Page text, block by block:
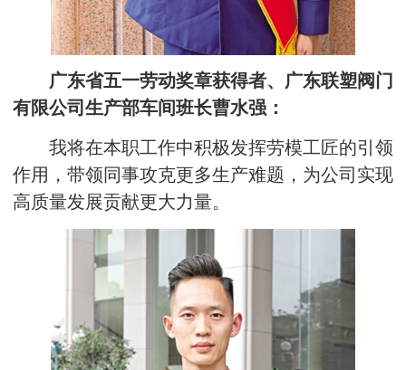
广东省五一劳动奖章获得者、广东联塑阀门
有限公司生产部车间班长曹水强：
我将在本职工作中积极发挥劳模工匠的引领
作用，带领同事攻克更多生产难题，为公司实现
高质量发展贡献更大力量。